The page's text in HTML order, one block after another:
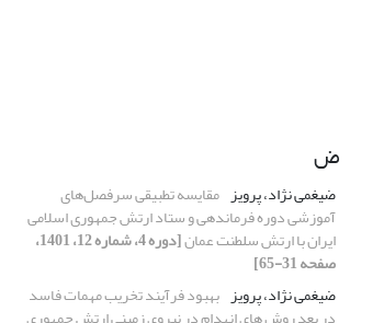
ض
ضیغمی نژاد، پرویز مقایسه تطبیقی سرفصل‌های
آموزشی دوره فرماندهی و ستاد ارتش جمهوری اسلامی
ایران با ارتش سلطنت عمان [دوره 4، شماره 12، 1401،
صفحه 31-65]
ضیغمی نژاد، پرویز بهبود فرآیند تخریب مهمات فاسد